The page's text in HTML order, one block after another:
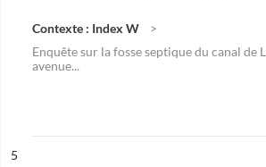
Contexte : Index W
Enquête sur la fosse septique du canal de
avenue...
n°
5